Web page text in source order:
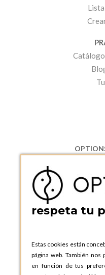
08130 Santa
Teléfono:
OPTIONS
Teléfono:
respeta tu
Estas cookies están
página web. También
en función de tus